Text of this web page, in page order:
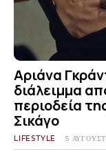
Αριάνα
διάλειμμα
περιοδεία
Σικάγο
LIFESTYLE 5